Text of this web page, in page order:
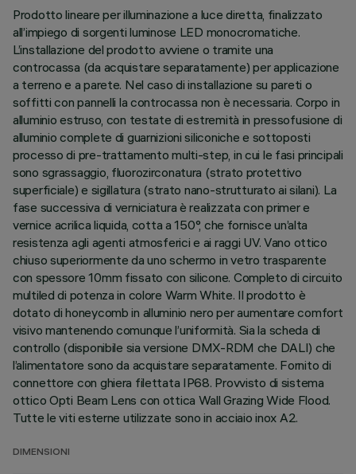
Prodotto lineare per illuminazione a luce diretta, finalizzato
all’impiego di sorgenti luminose LED monocromatiche.
L’installazione del prodotto avviene o tramite una
controcassa (da acquistare separatamente) per applicazione
a terreno e a parete. Nel caso di installazione su pareti o
soffitti con pannelli la controcassa non è necessaria. Corpo in
alluminio estruso, con testate di estremità in pressofusione di
alluminio complete di guarnizioni siliconiche e sottoposti
processo di pre-trattamento multi-step, in cui le fasi principali
sono sgrassaggio, fluorozirconatura (strato protettivo
superficiale) e sigillatura (strato nano-strutturato ai silani). La
fase successiva di verniciatura è realizzata con primer e
vernice acrilica liquida, cotta a 150°, che fornisce un’alta
resistenza agli agenti atmosferici e ai raggi UV. Vano ottico
chiuso superiormente da uno schermo in vetro trasparente
con spessore 10mm fissato con silicone. Completo di circuito
multiled di potenza in colore Warm White. Il prodotto è
dotato di honeycomb in alluminio nero per aumentare comfort
visivo mantenendo comunque l’uniformità. Sia la scheda di
controllo (disponibile sia versione DMX-RDM che DALI) che
l’alimentatore sono da acquistare separatamente. Fornito di
connettore con ghiera filettata IP68. Provvisto di sistema
ottico Opti Beam Lens con ottica Wall Grazing Wide Flood.
Tutte le viti esterne utilizzate sono in acciaio inox A2.
DIMENSIONI